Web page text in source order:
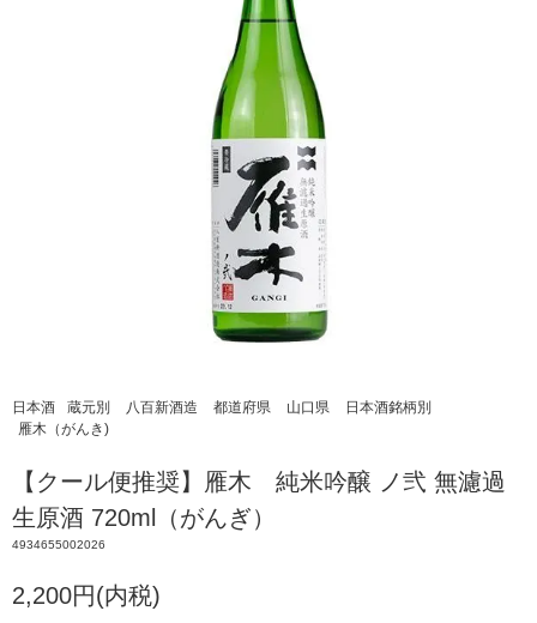
日本酒 蔵元別 八百新酒造 都道府県 山口県
日本酒銘柄別
雁木（がんき)
【クール便推奨】雁木 純米吟醸 ノ弐 無濾過
生原酒 720ml（がんぎ）
4934655002026
2,200円(内税)